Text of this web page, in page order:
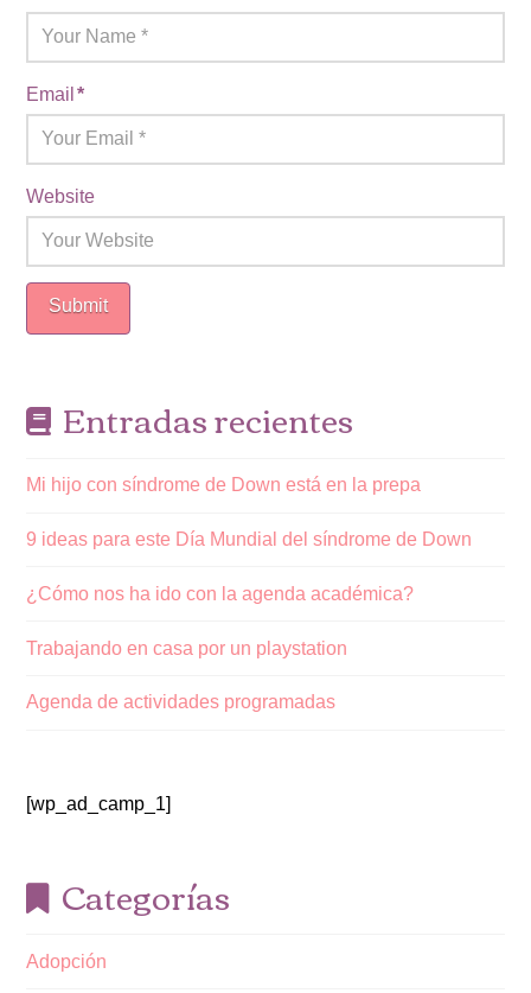
Email*
Website
Entradas recientes
Mi hijo con síndrome de Down está en la prepa
9 ideas para este Día Mundial del síndrome de Down
¿Cómo nos ha ido con la agenda académica?
Trabajando en casa por un playstation
Agenda de actividades programadas
[wp_ad_camp_1]
Categorías
Adopción